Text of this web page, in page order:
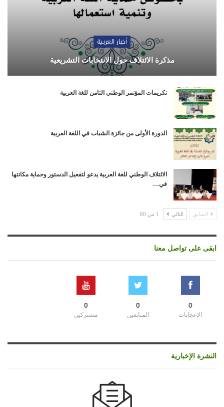
أخبار العربية
مذكرة الائتلاف حول الانتخابات التشريعية
تكريمات المؤتمر الوطني الثامن للغة العربية
الدورة الأولى من جائزة الشباب في اللغة العربية
الائتلاف الوطني للغة العربية يدعو لتفعيل الدستور وحماية مكانتها
في…
السابق التالي 1 من 80
ابقى على تواصل معنا
0
الإعجابات
0
المتابعين
0
مشتركين
النشرة الإخبارية